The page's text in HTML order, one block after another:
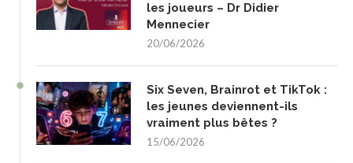
les joueurs – Dr Didier
Mennecier
20/06/2026
Six Seven, Brainrot et TikTok :
les jeunes deviennent-ils
vraiment plus bêtes ?
15/06/2026